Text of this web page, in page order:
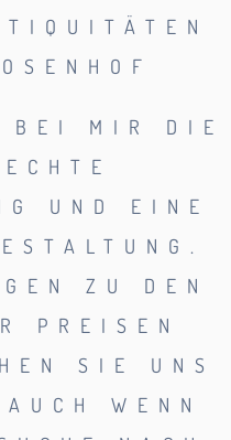
BEI MIR DIE
UND EINE
ZU DEN
PREISEN
SIE UNS
WENN